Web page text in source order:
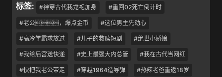
标签: #神穿古代我龙袍加身 #重回02死亡倒计时
#老公，爆点金币 #这位男主先动心
#高冷学霸求放过 #儿子的救赎短剧 #绝世小娇娘
#我给后宫送快递 #史上最强大内总管 #我在古代当网红
#快把我老公带走 #穿越1964造导弹 #热辣老爸重返18岁